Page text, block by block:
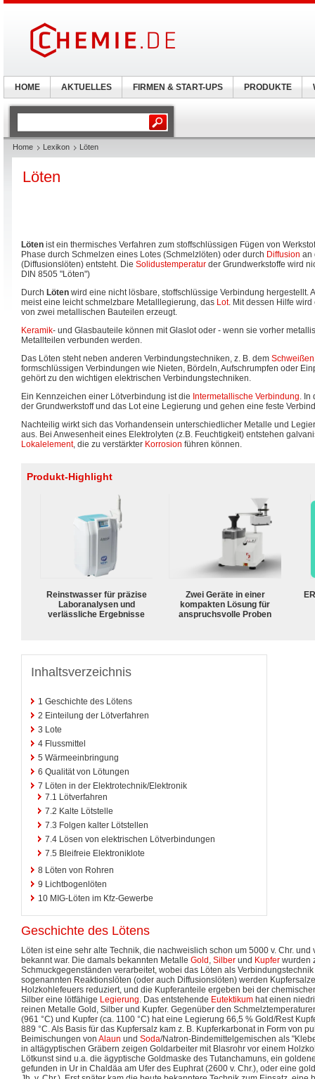
Home Lexikon Löten
Löten
Löten ist ein thermisches Verfahren zum stoffschlüssigen Fügen von
Phase durch Schmelzen eines Lotes (Schmelzlöten) oder durch Diffusion an
(Diffusionslöten) entsteht. Die Solidustemperatur der Grundwerkstoffe wird
DIN 8505 "Löten")
Durch Löten wird eine nicht lösbare, stoffschlüssige Verbindung hergestellt.
meist eine leicht schmelzbare Metalllegierung, das Lot. Mit dessen Hilfe
von zwei metallischen Bauteilen erzeugt.
Keramik- und Glasbauteile können mit Glaslot oder - wenn sie vorher
Metallteilen verbunden werden.
Das Löten steht neben anderen Verbindungstechniken, z. B. dem Schweißen
formschlüssigen Verbindungen wie Nieten, Bördeln, Aufschrumpfen oder
gehört zu den wichtigen elektrischen Verbindungstechniken.
Ein Kennzeichen einer Lötverbindung ist die Intermetallische Verbindung. In
der Grundwerkstoff und das Lot eine Legierung und gehen eine feste
Nachteilig wirkt sich das Vorhandensein unterschiedlicher Metalle und
aus. Bei Anwesenheit eines Elektrolyten (z.B. Feuchtigkeit) entstehen
Lokalelement, die zu verstärkter Korrosion führen können.
Produkt-Highlight
Reinstwasser für präzise
Laboranalysen und
verlässliche Ergebnisse
Zwei Geräte in einer
kompakten Lösung für
anspruchsvolle Proben
Inhaltsverzeichnis
1 Geschichte des Lötens
2 Einteilung der Lötverfahren
3 Lote
4 Flussmittel
5 Wärmeeinbringung
6 Qualität von Lötungen
7 Löten in der Elektrotechnik/Elektronik
7.1 Lötverfahren
7.2 Kalte Lötstelle
7.3 Folgen kalter Lötstellen
7.4 Lösen von elektrischen Lötverbindungen
7.5 Bleifreie Elektroniklote
8 Löten von Rohren
9 Lichtbogenlöten
10 MIG-Löten im Kfz-Gewerbe
Geschichte des Lötens
Löten ist eine sehr alte Technik, die nachweislich schon um 5000 v. Chr.
bekannt war. Die damals bekannten Metalle Gold , Silber und Kupfer wurden
Schmuckgegenständen verarbeitet, wobei das Löten als
sogenannten Reaktionslöten (oder auch Diffusionslöten) werden
Holzkohlefeuers reduziert, und die Kupferanteile ergeben bei der
Silber eine lötfähige Legierung. Das entstehende Eutektikum hat einen
reinen Metalle Gold, Silber und Kupfer. Gegenüber den
(961 °C) und Kupfer (ca. 1100 °C) hat eine Legierung 66,5 % Gold/Rest
889 °C. Als Basis für das Kupfersalz kam z. B. Kupferkarbonat in Form von
Beimischungen von Alaun und Soda/Natron-Bindemittelgemischen als
in altägyptischen Gräbern zeigen Goldarbeiter mit Blasrohr vor einem
Lötkunst sind u.a. die ägyptische Goldmaske des Tutanchamuns, ein
gefunden in Ur in Chaldäa am Ufer des Euphrat (2600 v. Chr.), oder eine
HOME AKTUELLES FIRMEN & START-UPS PRODUKTE